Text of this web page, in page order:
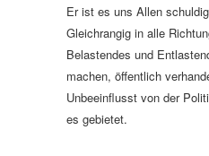
Er ist es uns Allen
Gleichrangig in alle
Belastendes und
machen, öffentlich
Unbeeinflusst von der
es gebietet.